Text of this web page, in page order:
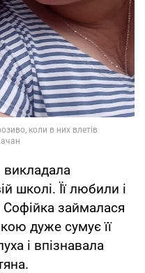
викладала
школі. Її любили і
Софійка займалася
дуже сумує її
і впізнавала